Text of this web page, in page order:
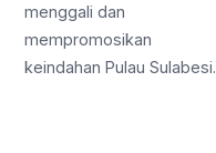
menggali dan
mempromosikan
keindahan Pulau Sulabesi.